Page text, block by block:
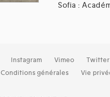
Sofia :
Instagram Vimeo Twitter
Conditions générales Vie